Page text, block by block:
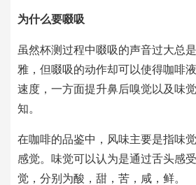
为什么要啜吸
虽然杯测过程中啜吸的声音过大总
雅，但啜吸的动作却可以使得咖啡
速度，一方面提升鼻后嗅觉以及味
知。
在咖啡的品鉴中，风味主要是指味
感觉。味觉可以认为是通过舌头感
觉，分别为酸，甜，苦，咸，鲜。